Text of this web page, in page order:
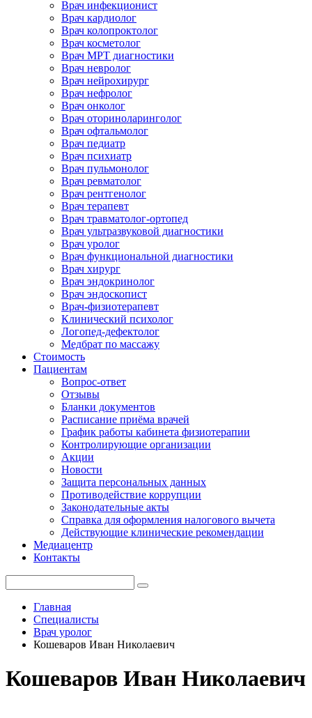
Врач инфекционист
Врач кардиолог
Врач колопроктолог
Врач косметолог
Врач МРТ диагностики
Врач невролог
Врач нейрохирург
Врач нефролог
Врач онколог
Врач оториноларинголог
Врач офтальмолог
Врач педиатр
Врач психиатр
Врач пульмонолог
Врач ревматолог
Врач рентгенолог
Врач терапевт
Врач травматолог-ортопед
Врач ультразвуковой диагностики
Врач уролог
Врач функциональной диагностики
Врач хирург
Врач эндокринолог
Врач эндоскопист
Врач-физиотерапевт
Клинический психолог
Логопед-дефектолог
Медбрат по массажу
Стоимость
Пациентам
Вопрос-ответ
Отзывы
Бланки документов
Расписание приёма врачей
График работы кабинета физиотерапии
Контролирующие организации
Акции
Новости
Защита персональных данных
Противодействие коррупции
Законодательные акты
Справка для оформления налогового вычета
Действующие клинические рекомендации
Медиацентр
Контакты
Главная
Специалисты
Врач уролог
Кошеваров Иван Николаевич
Кошеваров Иван Николаевич